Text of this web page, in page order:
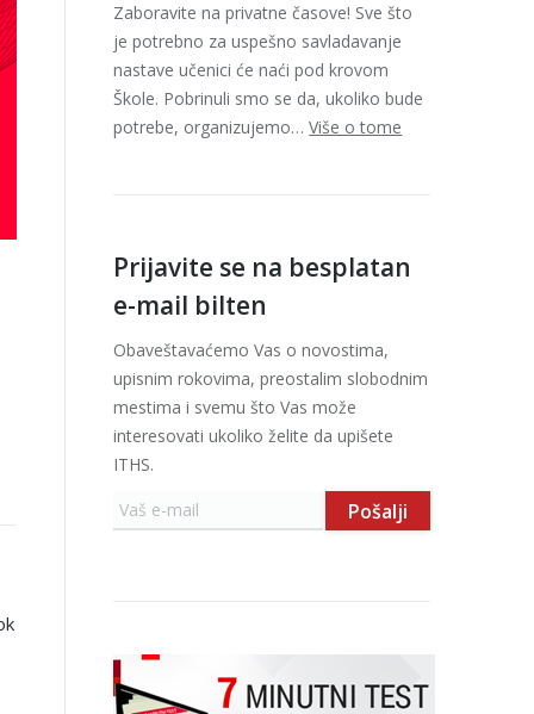
Zaboravite na privatne časove! Sve što
je potrebno za uspešno savladavanje
nastave učenici će naći pod krovom
Škole. Pobrinuli smo se da, ukoliko bude
potrebe, organizujemo…Više o tome
Prijavite se na besplatan
e-mail bilten
Obaveštavaćemo Vas o novostima,
upisnim rokovima, preostalim slobodnim
mestima i svemu što Vas može
interesovati ukoliko želite da upišete
ITHS.